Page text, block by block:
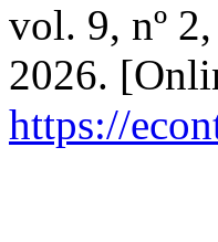
vol. 9, nº
2026.
https://